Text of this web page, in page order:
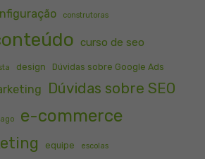
construtoras
curso de seo
design Dúvidas sobre Google Ads
Dúvidas sobre SEO
e-commerce
equipe escolas